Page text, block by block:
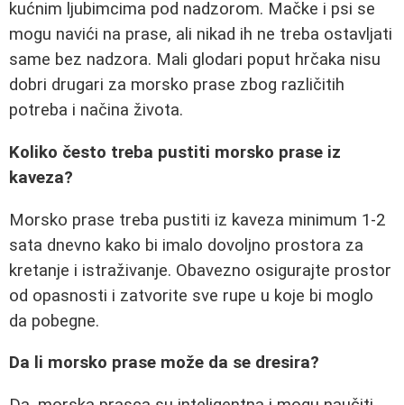
kućnim ljubimcima pod nadzorom. Mačke i psi se
mogu navići na prase, ali nikad ih ne treba ostavljati
same bez nadzora. Mali glodari poput hrčaka nisu
dobri drugari za morsko prase zbog različitih
potreba i načina života.
Koliko često treba pustiti morsko prase iz
kaveza?
Morsko prase treba pustiti iz kaveza minimum 1-2
sata dnevno kako bi imalo dovoljno prostora za
kretanje i istraživanje. Obavezno osigurajte prostor
od opasnosti i zatvorite sve rupe u koje bi moglo
da pobegne.
Da li morsko prase može da se dresira?